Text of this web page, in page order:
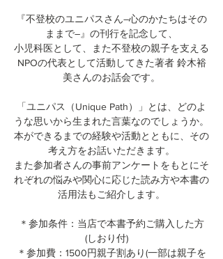
『不登校のユニパスさん―心のかたちはその
ままで―』の刊行を記念して、
小児科医として、また不登校の親子を支える
NPOの代表として活動してきた著者 鈴木裕
美さんのお話会です。
「ユニパス（Unique Path）」とは、どのよ
うな思いから生まれた言葉なのでしょうか。
本ができるまでの経験や活動とともに、その
考え方をお話いただきます。
また参加者さんの事前アンケートをもとにそ
れぞれの悩みや関心に応じた読み方や本書の
活用法もご紹介します。
＊参加条件：当店で本書予約ご購入した方
(しおり付)
＊参加費：1500円親子割あり(一部は親子を